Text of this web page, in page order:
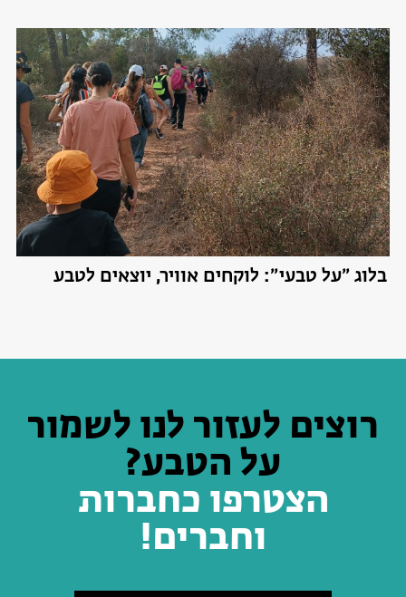
בלוג ״על טבעי״: לוקחים אוויר, יוצאים לטבע
רוצים לעזור לנו לשמור
על הטבע?
הצטרפו כחברות
וחברים!